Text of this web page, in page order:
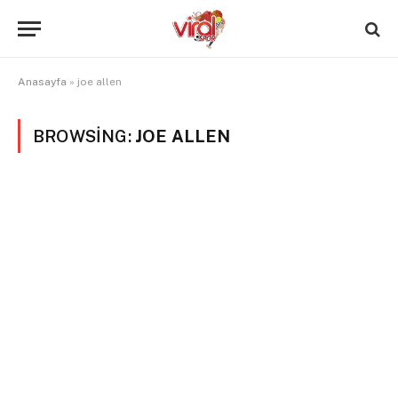
Anasayfa » joe allen
BROWSING: JOE ALLEN